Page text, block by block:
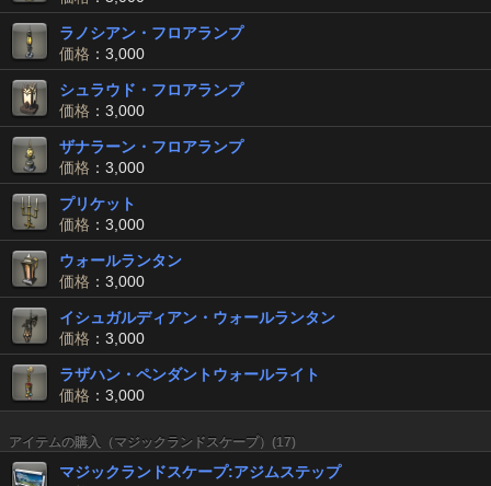
ラノシアン・フロアランプ
価格 ：3,000
シュラウド・フロアランプ
価格 ：3,000
ザナラーン・フロアランプ
価格 ：3,000
プリケット
価格 ：3,000
ウォールランタン
価格 ：3,000
イシュガルディアン・ウォールランタン
価格 ：3,000
ラザハン・ペンダントウォールライト
価格 ：3,000
アイテムの購入（マジックランドスケープ）(17)
マジックランドスケープ:アジムステップ